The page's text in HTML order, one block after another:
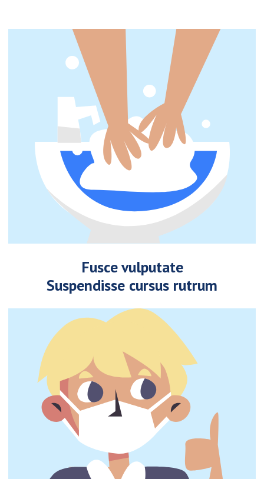
Fusce vulputate
Suspendisse cursus rutrum